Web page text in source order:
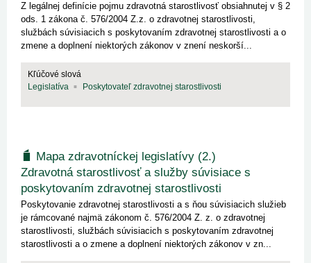
Z legálnej definície pojmu zdravotná starostlivosť obsiahnutej v § 2
ods. 1 zákona č. 576/2004 Z.z. o zdravotnej starostlivosti,
službách súvisiacich s poskytovaním zdravotnej starostlivosti a o
zmene a doplnení niektorých zákonov v znení neskorší...
Kľúčové slová
Legislatíva
Poskytovateľ zdravotnej starostlivosti
Mapa zdravotníckej legislatívy (2.)
Zdravotná starostlivosť a služby súvisiace s
poskytovaním zdravotnej starostlivosti
Poskytovanie zdravotnej starostlivosti a s ňou súvisiacich služieb
je rámcované najmä zákonom č. 576/2004 Z. z. o zdravotnej
starostlivosti, službách súvisiacich s poskytovaním zdravotnej
starostlivosti a o zmene a doplnení niektorých zákonov v zn...